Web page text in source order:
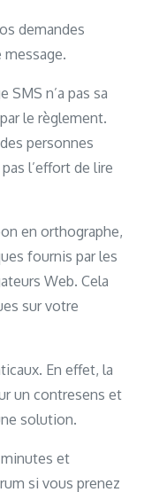
demandes
message.
SMS n’a pas sa
le règlement.
personnes
l’effort de lire
en orthographe,
fournis par les
Web. Cela
sur votre
En effet, la
un contresens et
solution.
et
si vous prenez